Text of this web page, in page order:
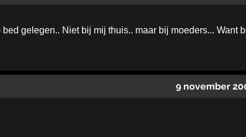
gelegen.. Niet bij mij thuis.. maar bij moeders... Want
9 november